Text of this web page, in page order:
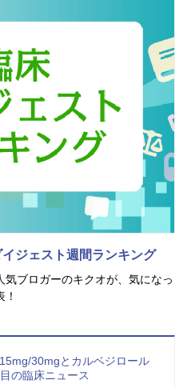
ジェスト週間ランキング
ブロガーのキクオが、気になっ
30mgとカルベジロール
の臨床ニュース